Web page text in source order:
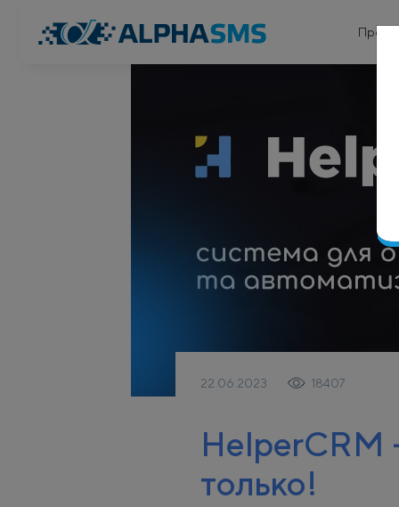
22.06.2023 18407
HelperCRM
только!